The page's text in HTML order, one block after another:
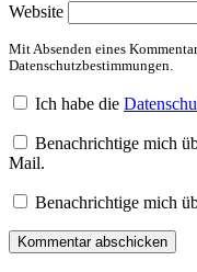
Website
Mit Absenden eines
Datenschutzbestimmungen.
Ich habe die
Benachrichtige mich
Mail.
Benachrichtige mich